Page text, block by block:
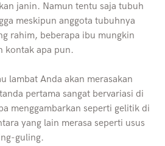
janin. Namun tentu saja tubuh
meskipun anggota tubuhnya
rahim, beberapa ibu mungkin
kontak apa pun.
lambat Anda akan merasakan
pertama sangat bervariasi di
menggambarkan seperti gelitik di
yang lain merasa seperti usus
guling.